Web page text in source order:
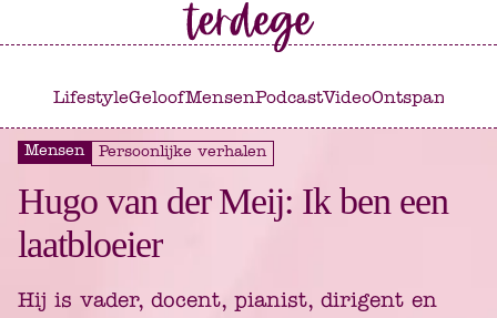
LifestyleGeloofMensenPodcastVideoOntspannen
Mensen Persoonlijke verhalen
Hugo van der Meij: Ik ben een
laatbloeier
Hij is vader, docent, pianist, dirigent en